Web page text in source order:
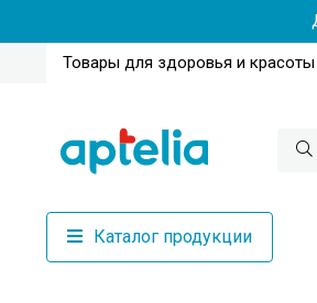
Товары для здоровья и красоты
Каталог продукции